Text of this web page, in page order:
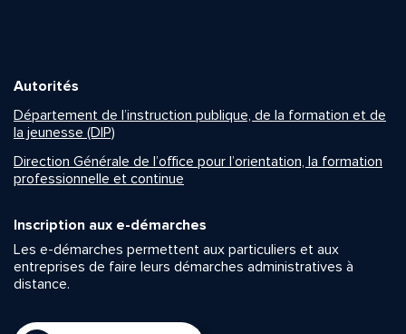
Autorités
Département de l’instruction publique, de la formation et de
la jeunesse (DIP)
Direction Générale de l’office pour l’orientation, la formation
professionnelle et continue
Inscription aux e-démarches
Les e-démarches permettent aux particuliers et aux
entreprises de faire leurs démarches administratives à
distance.